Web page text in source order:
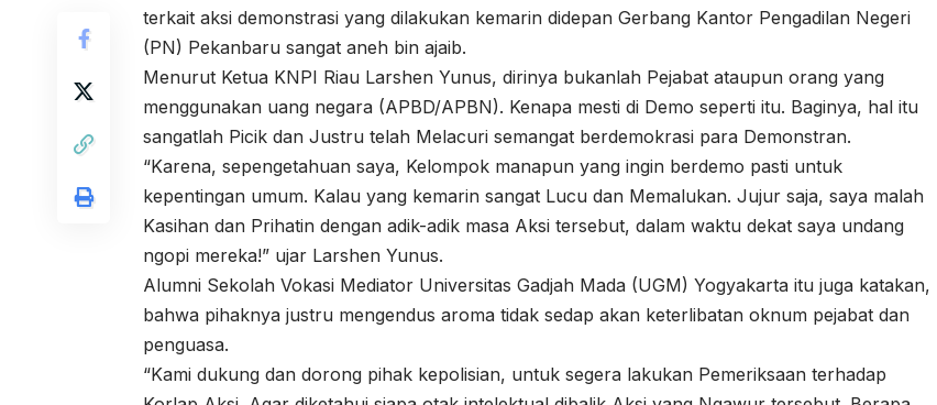
terkait aksi demonstrasi yang dilakukan kemarin didepan Gerbang Kantor Pengadilan Negeri
(PN) Pekanbaru sangat aneh bin ajaib.
Menurut Ketua KNPI Riau Larshen Yunus, dirinya bukanlah Pejabat ataupun orang yang
menggunakan uang negara (APBD/APBN). Kenapa mesti di Demo seperti itu. Baginya, hal itu
sangatlah Picik dan Justru telah Melacuri semangat berdemokrasi para Demonstran.
“Karena, sepengetahuan saya, Kelompok manapun yang ingin berdemo pasti untuk
kepentingan umum. Kalau yang kemarin sangat Lucu dan Memalukan. Jujur saja, saya malah
Kasihan dan Prihatin dengan adik-adik masa Aksi tersebut, dalam waktu dekat saya undang
ngopi mereka!” ujar Larshen Yunus.
Alumni Sekolah Vokasi Mediator Universitas Gadjah Mada (UGM) Yogyakarta itu juga katakan,
bahwa pihaknya justru mengendus aroma tidak sedap akan keterlibatan oknum pejabat dan
penguasa.
“Kami dukung dan dorong pihak kepolisian, untuk segera lakukan Pemeriksaan terhadap